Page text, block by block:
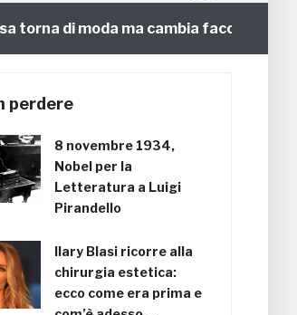
di moda ma cambia faccia
perdere
8 novembre 1934,
Nobel per la
Letteratura a Luigi
Pirandello
Ilary Blasi ricorre alla
chirurgia estetica:
ecco come era prima e